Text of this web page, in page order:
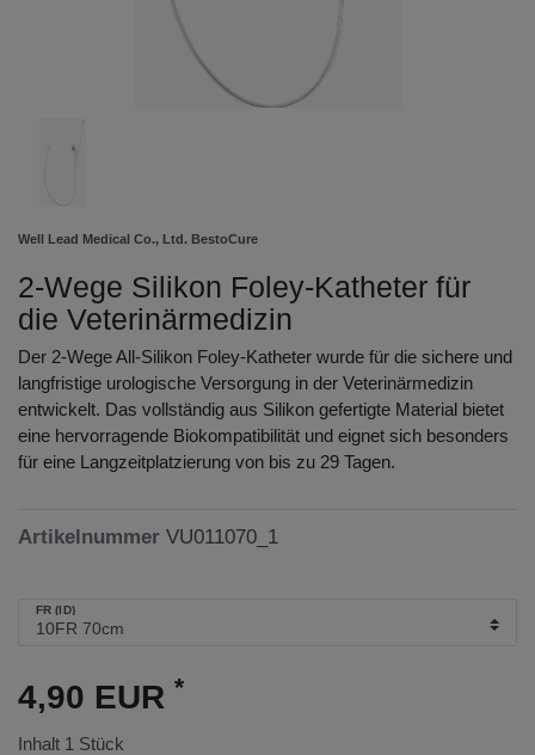
Well Lead Medical Co., Ltd. BestoCure
2-Wege Silikon Foley-Katheter für
die Veterinärmedizin
Der 2-Wege All-Silikon Foley-Katheter wurde für die sichere und
langfristige urologische Versorgung in der Veterinärmedizin
entwickelt. Das vollständig aus Silikon gefertigte Material bietet
eine hervorragende Biokompatibilität und eignet sich besonders
für eine Langzeitplatzierung von bis zu 29 Tagen.
Artikelnummer VU011070_1
FR (ID)
4,90 EUR *
Inhalt 1 Stück